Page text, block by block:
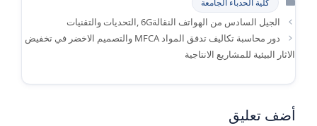
كلية الحدباء الجامعة
الجيل السادس من الهواتف النقالة6G ,التحديات والتقنيات
دور محاسبة تكاليف تدفق المواد MFCA والتصميم الاخضر في تخفيض
الاثار البيئية للمشاريع الانتاجية
أضف تعليق